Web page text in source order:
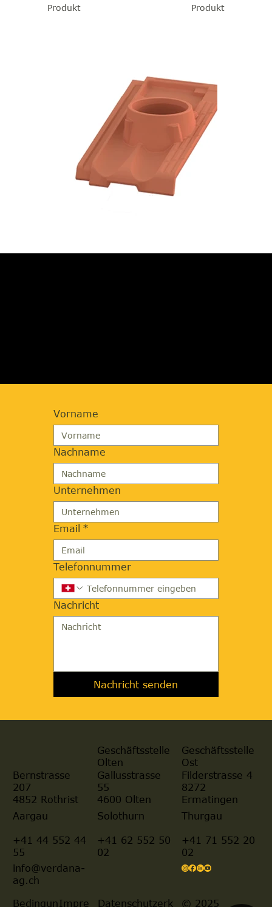
Produkt
Produkt
Vorname
Nachname
Unternehmen
Email *
Telefonnummer
Nachricht
Nachricht senden
© 2025
Bernstrasse
207
4852 Rothrist
Geschäftsstelle
Olten
Gallusstrasse
55
4600 Olten
Geschäftsstelle
Ost
Filderstrasse 4
8272
Ermatingen
Aargau
+41 44 552 44
55
Solothurn
+41 62 552 50
02
Thurgau
+41 71 552 20
02
info@verdana-
ag.ch
Bedingun
Datenschutzerk
Impre